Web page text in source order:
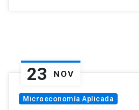
23 NOV
Microeconomía Aplicada